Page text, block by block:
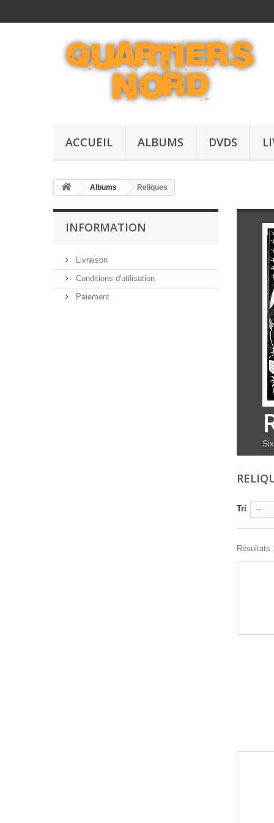
ACCUEIL ALBUMS DVDS
Albums Reliques
INFORMATION
Livraison
Conditions d'utilisation
Paiement
Tri --
Résultats